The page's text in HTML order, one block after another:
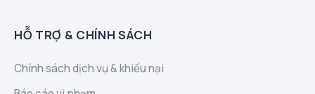
HỖ TRỢ & CHÍNH SÁCH
Chính sách dịch vụ & khiếu nại